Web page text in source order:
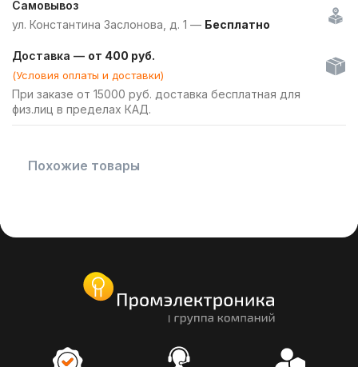
Самовывоз
ул. Константина Заслонова, д. 1 — Бесплатно
Доставка — от 400 руб.
(Условия оплаты и доставки)
При заказе от 15000 руб. доставка бесплатная для
физ.лиц в пределах КАД.
Похожие товары